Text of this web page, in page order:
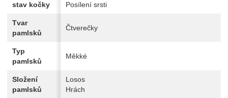
stav kočky
Posílení srsti
Tvar
pamlsků
Čtverečky
Typ
pamlsků
Měkké
Složení
pamlsků
Losos
Hrách